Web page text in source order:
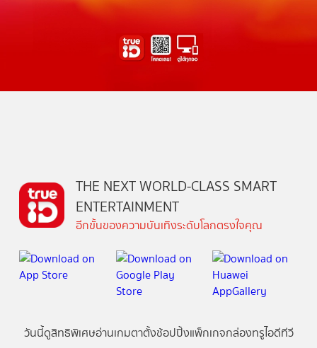
THE NEXT WORLD-CLASS SMART
ENTERTAINMENT
อีกขั้นของความบันเทิงระดับโลกตรงใจคุณ
วันนี้ดูสิทธิพิเศษอ่านเกมตาตั้งช้อปปิ้งแพ็กเกจกล่องทรูไอดีทีวี